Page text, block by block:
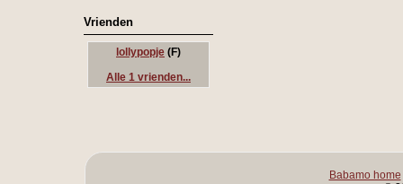
Vrienden
lollypopje (F)
Alle 1 vrienden...
Babamo home